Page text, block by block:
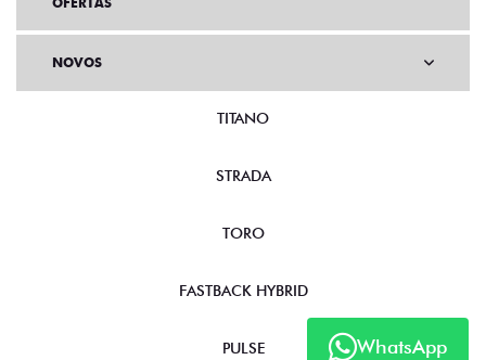
WhatsApp
NOVOS
TITANO
STRADA
TORO
FASTBACK HYBRID
PULSE